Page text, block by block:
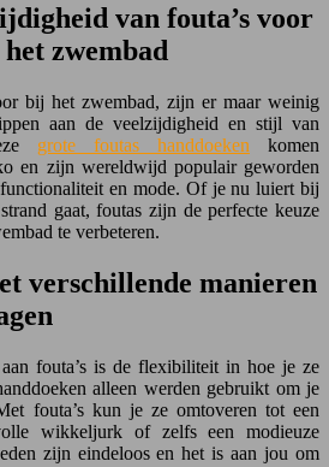
van fouta’s voor
zwembad
bij het zwembad, zijn er maar weinig
aan de veelzijdigheid en stijl van
grote foutas handdoeken komen
en zijn wereldwijd populair geworden
en mode. Of je nu luiert bij
gaat, foutas zijn de perfecte keuze
te verbeteren.
verschillende manieren
fouta’s is de flexibiliteit in hoe je ze
alleen werden gebruikt om je
fouta’s kun je ze omtoveren tot een
wikkeljurk of zelfs een modieuze
zijn eindeloos en het is aan jou om